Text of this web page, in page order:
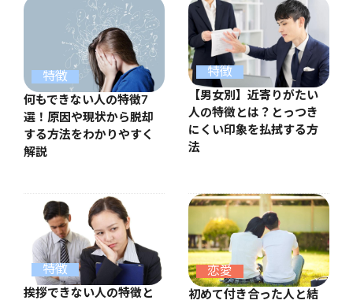
特徴
何もできない人の特徴7
選！原因や現状から脱却
する方法をわかりやすく
解説
特徴
【男女別】近寄りがたい
人の特徴とは？とっつき
にくい印象を払拭する方
法
特徴
挨拶できない人の特徴と
恋愛
初めて付き合った人と結